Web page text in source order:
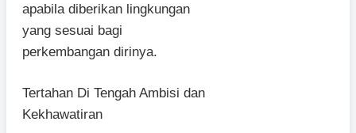
apabila diberikan lingkungan
yang sesuai bagi
perkembangan dirinya.
Tertahan Di Tengah Ambisi dan
Kekhawatiran